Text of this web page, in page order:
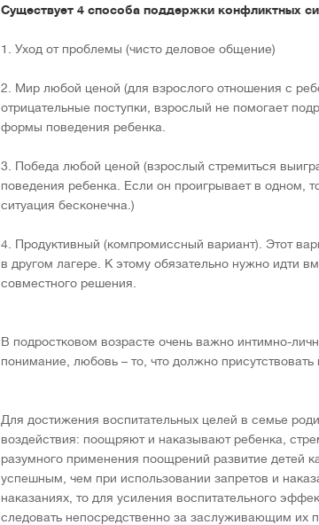
Существует 4 способа поддержки конфликтных
1. Уход от проблемы (чисто деловое общение)
2. Мир любой ценой (для взрослого отношения с
отрицательные поступки, взрослый не помогает
формы поведения ребенка.
3. Победа любой ценой (взрослый стремиться
поведения ребенка. Если он проигрывает в одном,
ситуация бесконечна.)
4. Продуктивный (компромиссный вариант). Этот
в другом лагере. К этому обязательно нужно идти
совместного решения.
В подростковом возрасте очень важно интимно-
понимание, любовь – то, что должно
Для достижения воспитательных целей в семье
воздействия: поощряют и наказывают ребенка,
разумного применения поощрений развитие детей
успешным, чем при использовании запретов и
наказаниях, то для усиления воспитательного
следовать непосредственно за заслуживающим их